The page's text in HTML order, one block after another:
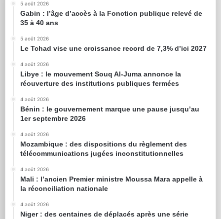
5 août 2026
Gabin : l’âge d’accès à la Fonction publique relevé de
35 à 40 ans
5 août 2026
Le Tchad vise une croissance record de 7,3% d’ici 2027
4 août 2026
Libye : le mouvement Souq Al-Juma annonce la
réouverture des institutions publiques fermées
4 août 2026
Bénin : le gouvernement marque une pause jusqu’au
1er septembre 2026
4 août 2026
Mozambique : des dispositions du règlement des
télécommunications jugées inconstitutionnelles
4 août 2026
Mali : l’ancien Premier ministre Moussa Mara appelle à
la réconciliation nationale
4 août 2026
Niger : des centaines de déplacés après une série